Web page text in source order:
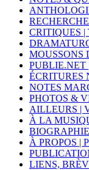
CRITIQUES |
MOUSSONS
PUBLIE.NET
ÉCRITURES
NOTES
PHOTOS &
AILLEURS |
À LA
À PROPOS |
LIENS,